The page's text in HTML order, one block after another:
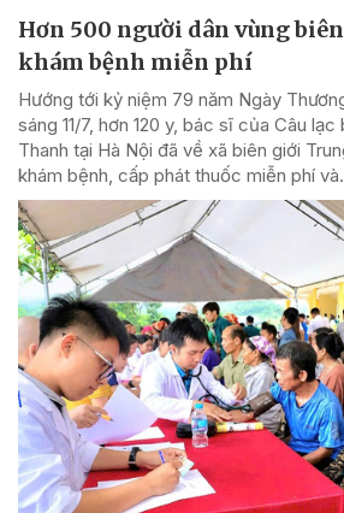
Hơn 500 người dân vùng
khám bệnh miễn phí
Hướng tới kỷ niệm 79 năm Ngày
sáng 11/7, hơn 120 y, bác sĩ của Câu
Thanh tại Hà Nội đã về xã biên giới
khám bệnh, cấp phát thuốc miễn phí